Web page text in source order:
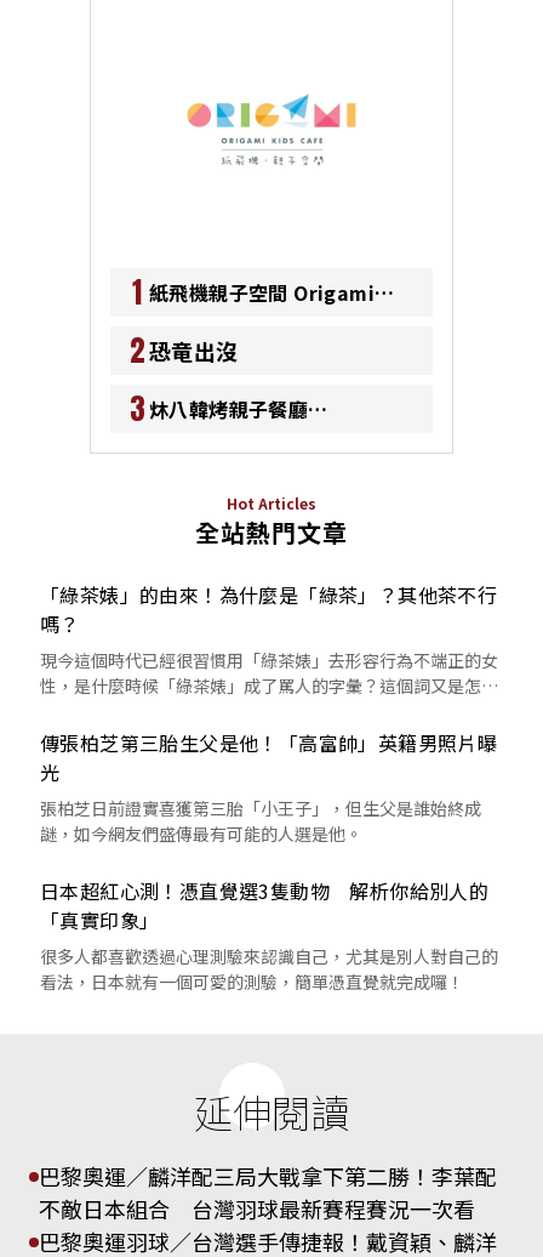
1 紙飛機親子空間 Origami
2恐竜出沒
3炑八韓烤親子餐廳
Hot Articles
全站熱門文章
「綠茶婊」的由來！為什麼是「綠茶」？其他茶不行
嗎？
現今這個時代已經很習慣用「綠茶婊」去形容行為不端正的女
性，是什麼時候「綠茶婊」成了罵人的字彙？這個詞又是怎麼
傳張柏芝第三胎生父是他！「高富帥」英籍男照片曝
光
張柏芝日前證實喜獲第三胎「小王子」，但生父是誰始終成
謎，如今網友們盛傳最有可能的人選是他。
日本超紅心測！憑直覺選3隻動物 解析你給別人的
「真實印象」
很多人都喜歡透過心理測驗來認識自己，尤其是別人對自己的
看法，日本就有一個可愛的測驗，簡單憑直覺就完成囉！
延伸閱讀
巴黎奧運／麟洋配三局大戰拿下第二勝！李葉配
不敵日本組合 台灣羽球最新賽程賽況一次看
巴黎奧運羽球／台灣選手傳捷報！戴資穎、麟洋